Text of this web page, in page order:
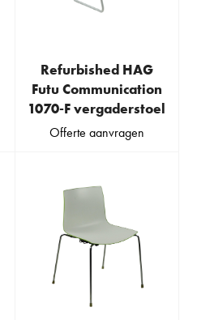
Refurbished HAG
Futu Communication
1070-F vergaderstoel
Offerte aanvragen